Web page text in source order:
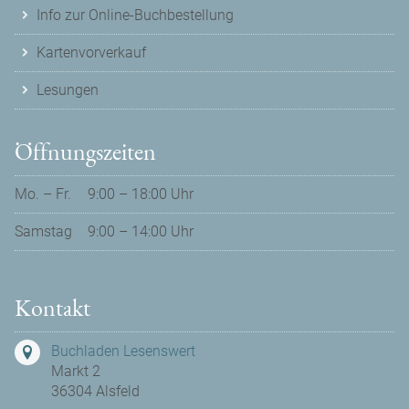
Info zur Online-Buchbestellung
Kartenvorverkauf
Lesungen
Öffnungszeiten
Mo. – Fr. 9:00 – 18:00 Uhr
Samstag 9:00 – 14:00 Uhr
Kontakt
Buchladen Lesenswert
Markt 2
36304 Alsfeld